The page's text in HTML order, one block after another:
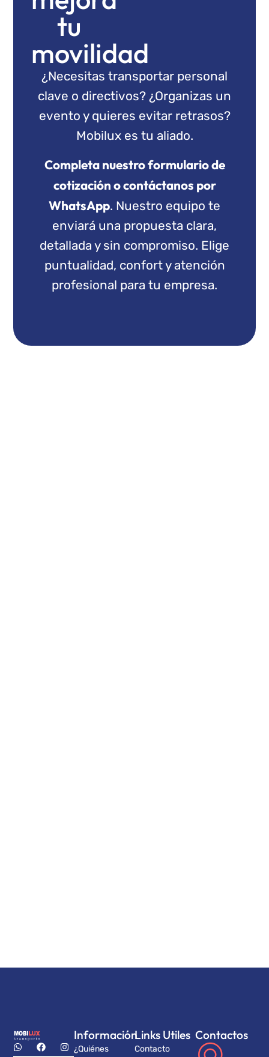
tu
movilidad
¿Necesitas transportar personal
clave o directivos? ¿Organizas un
evento y quieres evitar retrasos?
Mobilux es tu aliado.
Completa nuestro formulario de
cotización o contáctanos por
WhatsApp. Nuestro equipo te
enviará una propuesta clara,
detallada y sin compromiso. Elige
puntualidad, confort y atención
profesional para tu empresa.
Información
¿Quiénes
Links Utiles
Contacto
Contactos